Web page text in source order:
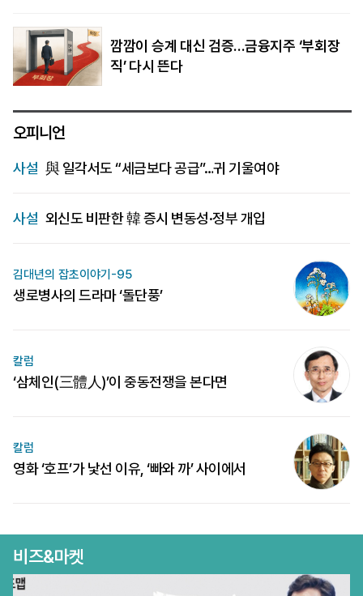
깜깜이 승계 대신 검증…금융지주 ‘부회장
직’ 다시 뜬다
오피니언
사설 與 일각서도 “세금보다 공급”…귀 기울여야
사설 외신도 비판한 韓 증시 변동성·정부 개입
김대년의 잡초이야기-95
생로병사의 드라마 ‘돌단풍’
칼럼
‘삼체인(三體人)’이 중동전쟁을 본다면
칼럼
영화 ‘호프’가 낯선 이유, ‘빠와 까’ 사이에서
비즈&마켓